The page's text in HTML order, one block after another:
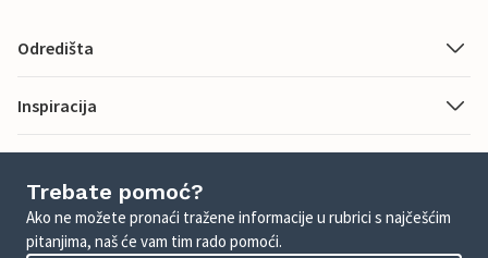
Odredišta
Inspiracija
Trebate pomoć?
Ako ne možete pronaći tražene informacije u rubrici s najčešćim
pitanjima, naš će vam tim rado pomoći.